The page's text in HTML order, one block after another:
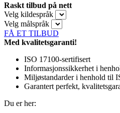
Raskt tilbud på nett
Velg kildespråk
Velg målspråk
FÅ ET TILBUD
Med kvalitetsgaranti!
ISO 17100-sertifisert
Informasjonssikkerhet i
Miljøstandarder i henhold til
Garantert perfekt,
Du er her: